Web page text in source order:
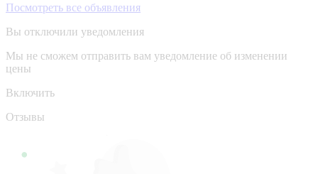
Посмотреть все объявления
Вы отключили уведомления
Мы не сможем отправить вам уведомление об изменении
цены
Включить
Отзывы